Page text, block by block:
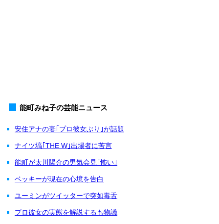
能町みね子の芸能ニュース
安住アナの妻｢プロ彼女ぶり｣が話題
ナイツ塙｢THE W｣出場者に苦言
能町が太川陽介の男気会見｢怖い｣
ベッキーが現在の心境を告白
ユーミンがツイッターで突如毒舌
プロ彼女の実態を解説するも物議